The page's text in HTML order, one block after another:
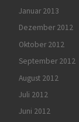
Januar 2013
Dezember 2012
Oktober 2012
September 2012
August 2012
Juli 2012
Juni 2012